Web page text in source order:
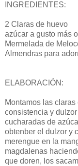
INGREDIENTES:
2 Claras de huevo
azúcar a gusto más
Mermelada de
Almendras para
ELABORACIÓN:
Montamos las
consistencia y
cucharadas de
obtenber el dulzor y
merengue en la
magdalenas
que doren, los